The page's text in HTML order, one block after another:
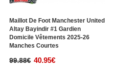
Maillot De Foot Manchester United
Altay Bayindir #1 Gardien
Domicile Vêtements 2025-26
Manches Courtes
99.88€ 40.95€